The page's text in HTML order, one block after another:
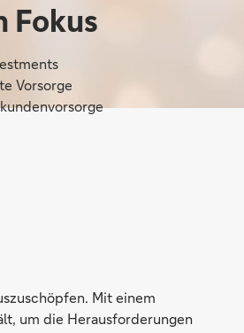
Fokus
Vorsorge
Mit einem
um die Herausforderungen